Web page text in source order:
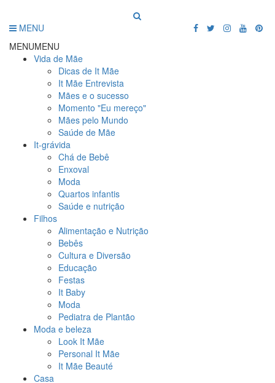
MENU
MENUMENU
Vida de Mãe
Dicas de It Mãe
It Mãe Entrevista
Mães e o sucesso
Momento "Eu mereço"
Mães pelo Mundo
Saúde de Mãe
It-grávida
Chá de Bebê
Enxoval
Moda
Quartos infantis
Saúde e nutrição
Filhos
Alimentação e Nutrição
Bebês
Cultura e Diversão
Educação
Festas
It Baby
Moda
Pediatra de Plantão
Moda e beleza
Look It Mãe
Personal It Mãe
It Mãe Beauté
Casa